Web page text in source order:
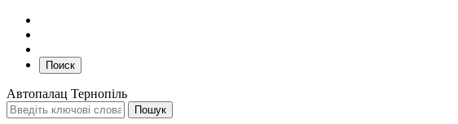
Поиск
Автопалац Тернопіль